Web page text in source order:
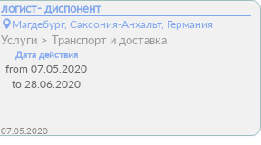
логист- диспонент
Магдебург, Саксония-Анхальт, Германия
Услуги Транспорт и доставка
Дата действия
from 07.05.2020
to 28.06.2020
07.05.2020